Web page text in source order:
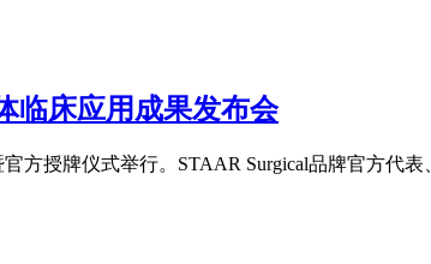
临床应用成果发布会
方授牌仪式举行。STAAR Surgical品牌官方代